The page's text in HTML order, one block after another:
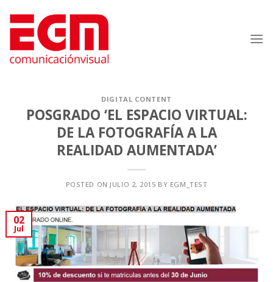
contenido
DIGITAL CONTENT
POSGRADO ‘EL ESPACIO VIRTUAL:
DE LA FOTOGRAFÍA A LA
REALIDAD AUMENTADA’
POSTED ON JULIO 2, 2015 BY EGM_TEST
02
Jul